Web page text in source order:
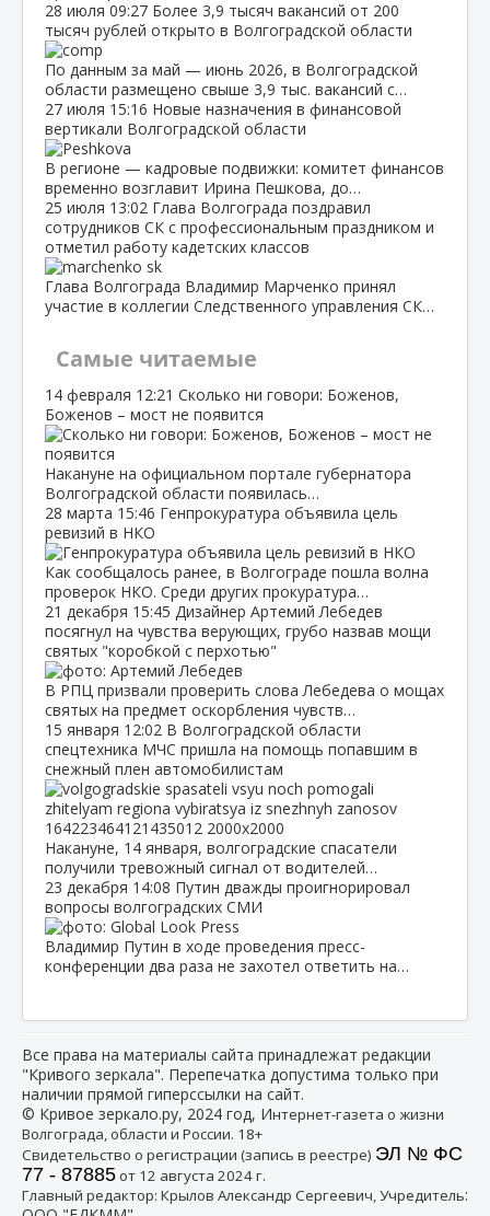
28 июля 09:27 Более 3,9 тысяч вакансий от 200
тысяч рублей открыто в Волгоградской области
По данным за май — июнь 2026, в Волгоградской
области размещено свыше 3,9 тыс. вакансий с…
27 июля 15:16 Новые назначения в финансовой
вертикали Волгоградской области
В регионе — кадровые подвижки: комитет финансов
временно возглавит Ирина Пешкова, до…
25 июля 13:02 Глава Волгограда поздравил
сотрудников СК с профессиональным праздником и
отметил работу кадетских классов
Глава Волгограда Владимир Марченко принял
участие в коллегии Следственного управления СК…
Самые читаемые
14 февраля 12:21 Сколько ни говори: Боженов,
Боженов – мост не появится
Накануне на официальном портале губернатора
Волгоградской области появилась…
28 марта 15:46 Генпрокуратура объявила цель
ревизий в НКО
Как сообщалось ранее, в Волгограде пошла волна
проверок НКО. Среди других прокуратура…
21 декабря 15:45 Дизайнер Артемий Лебедев
посягнул на чувства верующих, грубо назвав мощи
святых "коробкой с перхотью"
В РПЦ призвали проверить слова Лебедева о мощах
святых на предмет оскорбления чувств…
15 января 12:02 В Волгоградской области
спецтехника МЧС пришла на помощь попавшим в
снежный плен автомобилистам
Накануне, 14 января, волгоградские спасатели
получили тревожный сигнал от водителей…
23 декабря 14:08 Путин дважды проигнорировал
вопросы волгоградских СМИ
Владимир Путин в ходе проведения пресс-
конференции два раза не захотел ответить на…
Все права на материалы сайта принадлежат редакции
"Кривого зеркала". Перепечатка допустима только при
наличии прямой гиперссылки на сайт.
© Кривое зеркало.ру, 2024 год, Интернет-газета о жизни
Волгограда, области и России. 18+
Свидетельство о регистрации (запись в реестре) ЭЛ № ФС
77 - 87885от 12 августа 2024 г.
Главный редактор: Крылов Александр Сергеевич, Учредитель: